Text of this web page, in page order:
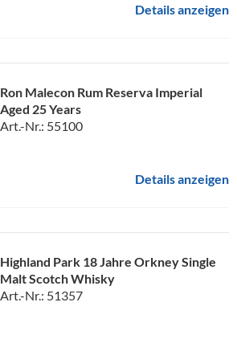
Details anzeigen
Ron Malecon Rum Reserva Imperial
Aged 25 Years
Art.-Nr.: 55100
Details anzeigen
Highland Park 18 Jahre Orkney Single
Malt Scotch Whisky
Art.-Nr.: 51357